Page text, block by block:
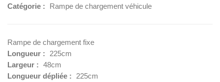
Catégorie :
Rampe de chargement véhicule
Rampe de chargement fixe
Longueur :
225cm
Largeur : 48cm
Longueur dépliée :
225cm